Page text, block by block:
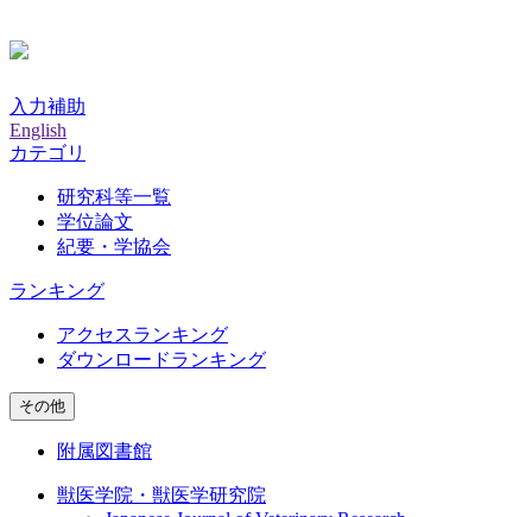
入力補助
English
カテゴリ
研究科等一覧
学位論文
紀要・学協会
ランキング
アクセスランキング
ダウンロードランキング
その他
附属図書館
獣医学院・獣医学研究院